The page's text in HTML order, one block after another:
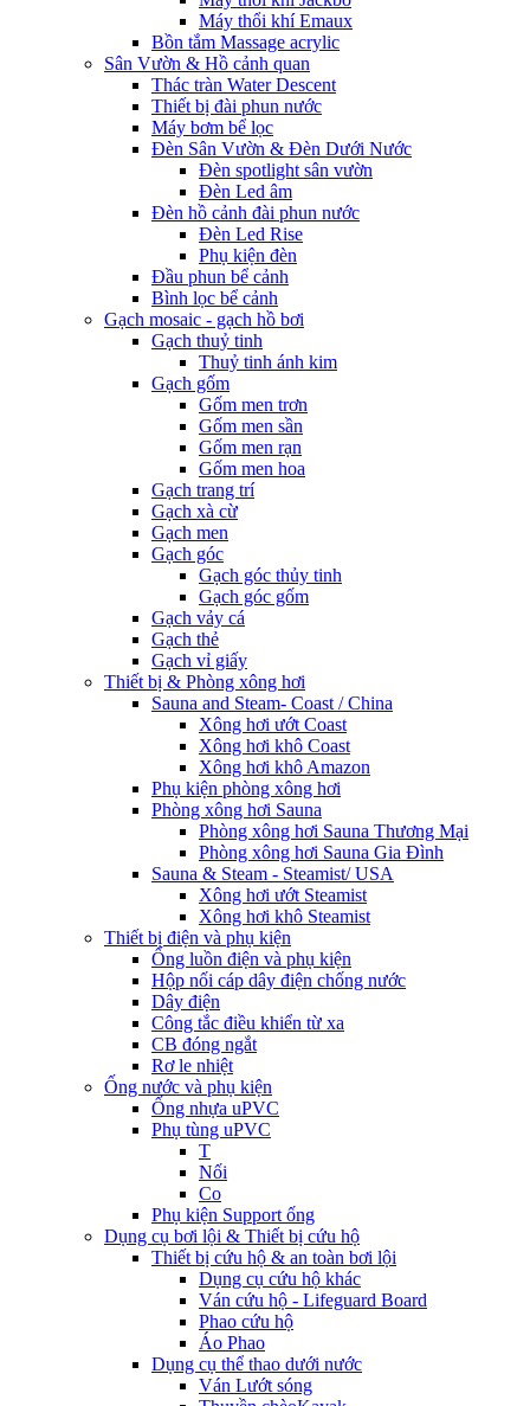
Máy thổi khí Emaux
Bồn tắm Massage acrylic
Sân Vườn & Hồ cảnh quan
Thác tràn Water Descent
Thiết bị đài phun nước
Máy bơm bể lọc
Đèn Sân Vườn & Đèn Dưới Nước
Đèn spotlight sân vườn
Đèn Led âm
Đèn hồ cảnh đài phun nước
Đèn Led Rise
Phụ kiện đèn
Đầu phun bể cảnh
Bình lọc bể cảnh
Gạch mosaic - gạch hồ bơi
Gạch thuỷ tinh
Thuỷ tinh ánh kim
Gạch gốm
Gốm men trơn
Gốm men sần
Gốm men rạn
Gốm men hoa
Gạch trang trí
Gạch xà cừ
Gạch men
Gạch góc
Gạch góc thủy tinh
Gạch góc gốm
Gạch vảy cá
Gạch thẻ
Gạch vỉ giấy
Thiết bị & Phòng xông hơi
Sauna and Steam- Coast / China
Xông hơi ướt Coast
Xông hơi khô Coast
Xông hơi khô Amazon
Phụ kiện phòng xông hơi
Phòng xông hơi Sauna
Phòng xông hơi Sauna Thương Mại
Phòng xông hơi Sauna Gia Đình
Sauna & Steam - Steamist/ USA
Xông hơi ướt Steamist
Xông hơi khô Steamist
Thiết bị điện và phụ kiện
Ống luồn điện và phụ kiện
Hộp nối cáp dây điện chống nước
Dây điện
Công tắc điều khiển từ xa
CB đóng ngắt
Rơ le nhiệt
Ống nước và phụ kiện
Ống nhựa uPVC
Phụ tùng uPVC
T
Nối
Co
Phụ kiện Support ống
Dụng cụ bơi lội & Thiết bị cứu hộ
Thiết bị cứu hộ & an toàn bơi lội
Dụng cụ cứu hộ khác
Ván cứu hộ - Lifeguard Board
Phao cứu hộ
Áo Phao
Dụng cụ thể thao dưới nước
Ván Lướt sóng